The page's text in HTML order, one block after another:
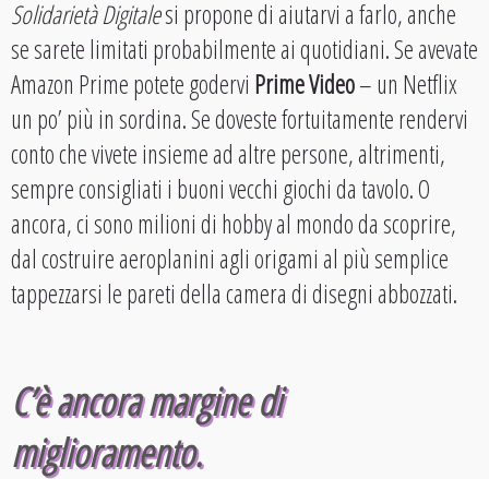
Solidarietà Digitalesi propone di aiutarvi a farlo, anche
se sarete limitati probabilmente ai quotidiani. Se avevate
Amazon Prime potete godervi Prime Video– un Netflix
un po’ più in sordina. Se doveste fortuitamente rendervi
conto che vivete insieme ad altre persone, altrimenti,
sempre consigliati i buoni vecchi giochi da tavolo. O
ancora, ci sono milioni di hobby al mondo da scoprire,
dal costruire aeroplanini agli origami al più semplice
tappezzarsi le pareti della camera di disegni abbozzati.
C’è ancora margine di
miglioramento.